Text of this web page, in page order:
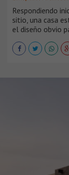
Respondiendo
sitio, una casa
el diseño obvio